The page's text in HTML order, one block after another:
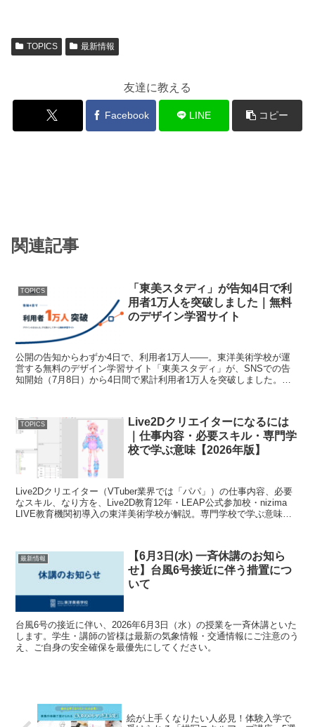
TOPICS 最新情報
友達に教える
Facebook LINE コピー
関連記事
TOPICS
「東美スタディ」が告知4日で利
用者1万人を突破しました｜無料
のデザイン学習サイト
公開の告知からわずか4日で、利用者1万人——。東洋美術学校が運
営する無料のデザイン学習サイト「東美スタディ」が、SNSでの告
知開始（7月8日）から4日間で累計利用者1万人を突破しました。本
TOPICS
Live2Dクリエイターになるには
｜仕事内容・必要スキル・専門学
校で学ぶ意味【2026年版】
Live2Dクリエイター（VTuber業界では「パパ」）の仕事内容、必要
なスキル、なり方を、Live2D教育12年・LEAP公式参加校・nizima
LIVE教育機関初導入の東洋美術学校が解説。専門学校で学ぶ意味、
最新情報
【6月3日(水) 一斉休講のお知ら
せ】台風6号接近に伴う措置につ
いて
台風6号の接近に伴い、2026年6月3日（水）の授業を一斉休講といた
します。学生・講師の皆様は最新の気象情報・交通情報にご注意のう
え、ご自身の安全確保を最優先にしてください。
絵が上手くなりたい人必見！体験入学で